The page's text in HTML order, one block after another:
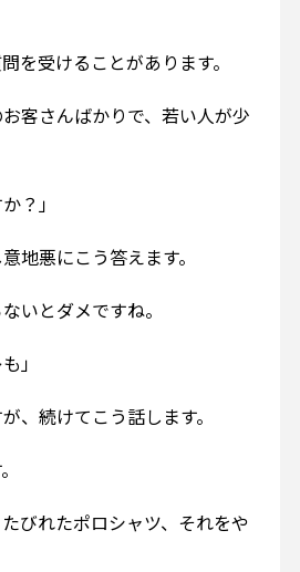
を受けることがあります。
お客さんばかりで、若い人が少
？」
地悪にこう答えます。
いとダメですね。
」
、続けてこう話します。
びれたポロシャツ、それをや